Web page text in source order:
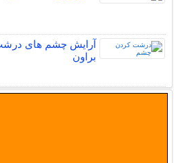
آرایش چشم های درشت
براون